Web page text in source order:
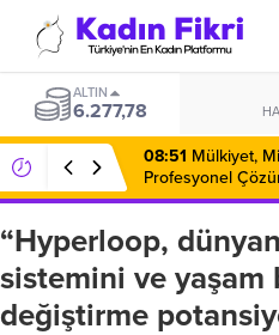
ALTIN
6.277,78
08:51 Mülkiyet,
Profesyonel
“Hyperloop,
sistemini ve
değiştirme